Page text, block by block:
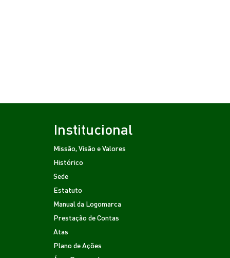
Institucional
Missão, Visão e Valores
Histórico
Sede
Estatuto
Manual da Logomarca
Prestação de Contas
Atas
Plano de Ações